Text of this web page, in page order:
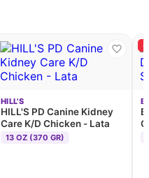
HILL'S
HILL'S PD Canine Kidney
Care K/D Chicken - Lata
13 OZ (370 GR)
-